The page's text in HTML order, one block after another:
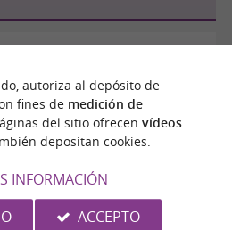
Sud-Ouest
autoriza al depósito de
fines de medición de
del sitio ofrecen vídeos
depositan cookies.
INFORMACIÓN
ACCEPTO